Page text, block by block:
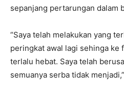
sepanjang pertarungan dalam
“Saya telah melakukan yang
peringkat awal lagi sehinga ke
terlalu hebat. Saya telah
semuanya serba tidak